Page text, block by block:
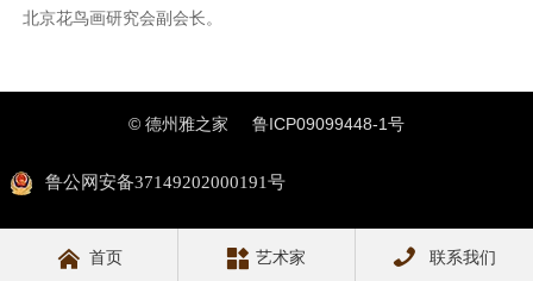
北京花鸟画研究会副会长。
© 德州雅之家 鲁ICP09099448-1号
鲁公网安备37149202000191号
 首页  艺术家  联系我们